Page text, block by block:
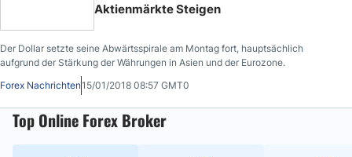
Aktienmärkte Steigen
Der Dollar setzte seine Abwärtsspirale am Montag fort, hauptsächlich
aufgrund der Stärkung der Währungen in Asien und der Eurozone.
Forex Nachrichten15/01/2018 08:57 GMT0
Top Online Forex Broker